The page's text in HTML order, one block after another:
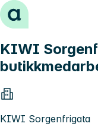
Hopp til innhold
KIWI
KIWI Sorgenfrigata